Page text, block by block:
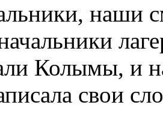
наши
Колымы, и
свои